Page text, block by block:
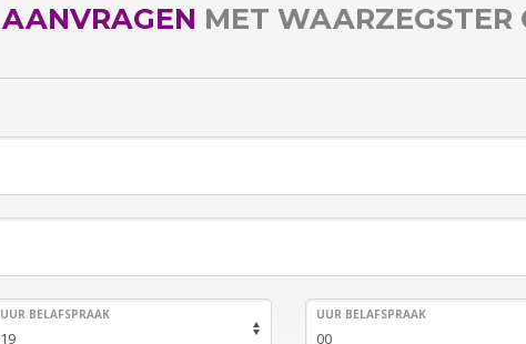
AANVRAGEN MET WAARZEGSTER
UUR BELAFSPRAAK UUR BELAFSPRAAK